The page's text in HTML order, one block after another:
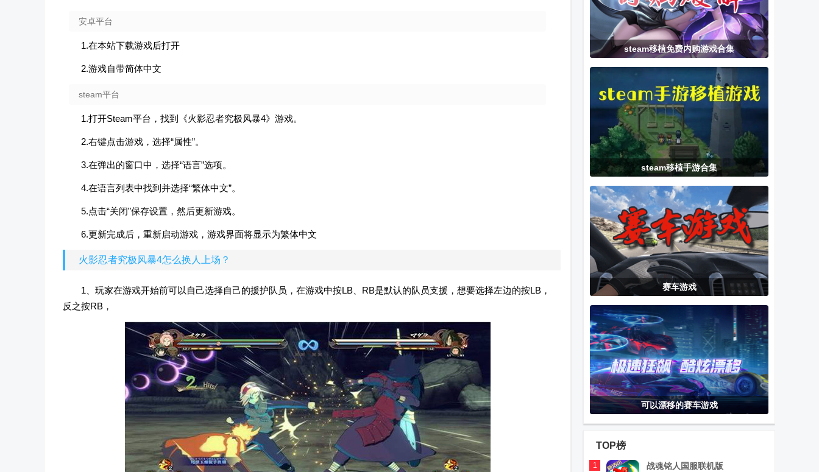
安卓平台
1.在本站下载游戏后打开
2.游戏自带简体中文
steam平台
1.打开Steam平台，找到《火影忍者究极风暴4》游戏。
2.右键点击游戏，选择“属性”。
3.在弹出的窗口中，选择“语言”选项。
4.在语言列表中找到并选择“繁体中文”。
5.点击“关闭”保存设置，然后更新游戏。
6.更新完成后，重新启动游戏，游戏界面将显示为繁体中文
火影忍者究极风暴4怎么换人上场？
1、玩家在游戏开始前可以自己选择自己的援护队员，在游戏中按LB、RB是默认的队员支援，想要选择左边的按LB，
反之按RB，
指
版
合金弹头5无
厕所突袭游戏
击)
绝对赛车MOD
steam移植免费内购游戏合集
steam移植手游合集
赛车游戏
可以漂移的赛车游戏
TOP榜
1
战魂铭人国服联机版